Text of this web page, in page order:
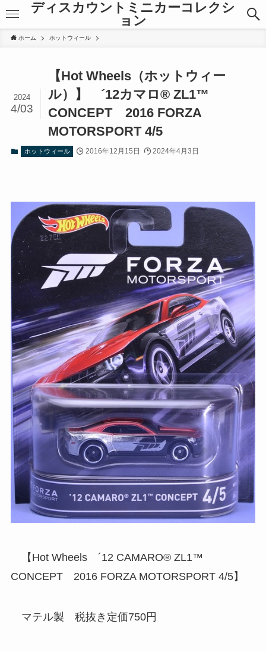
ディスカウントミニカーコレクシ
ョン
ホーム ホットウィール
【Hot Wheels（ホットウィー
ル）】 ´12カマロ® ZL1™
CONCEPT 2016 FORZA
MOTORSPORT 4/5
2024
4/03
ホットウィール 2016年12月15日 2024年4月3日
【Hot Wheels ´12 CAMARO® ZL1™
CONCEPT 2016 FORZA MOTORSPORT 4/5】
マテル製 税抜き定価750円